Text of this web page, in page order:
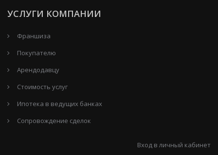
УСЛУГИ КОМПАНИИ
Франшиза
Покупателю
Арендодавцу
Стоимость услуг
Ипотека в ведущих банках
Сопровождение сделок
Вход в личный кабинет